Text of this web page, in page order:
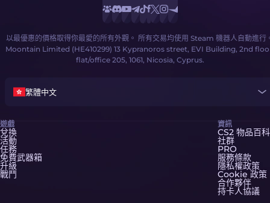
以最優惠的價格取得你最愛的所有外觀。 所有交易均使用 Steam 機器人自動進行
Moontain Limited (HE410299) 13 Kypranoros street, EVI Building, 2nd
flat/office 205, 1061, Nicosia, Cyprus.
繁體中文
遊戲
兌換
活動
任務
免費武器箱
升級
戰鬥
資訊
CS2 物品百科
社群
PRO
服務條款
隱私權政策
Cookie 政策
合作夥伴
持卡人協議